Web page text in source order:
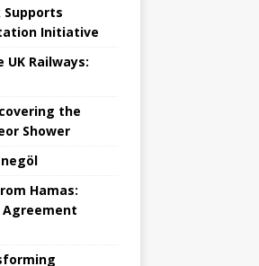
Supports
Initiative
Railways:
the
Shower
Hamas: